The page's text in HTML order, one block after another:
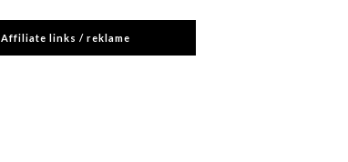
Affiliate links / reklame